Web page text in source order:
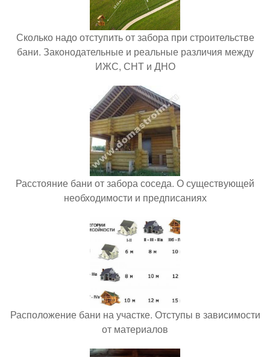
Сколько надо отступить от забора при строительстве
бани. Законодательные и реальные различия между
ИЖС, СНТ и ДНО
Расстояние бани от забора соседа. О существующей
необходимости и предписаниях
Расположение бани на участке. Отступы в зависимости
от материалов